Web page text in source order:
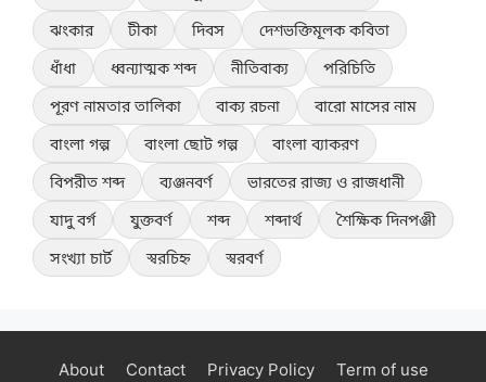
ঝংকার
টীকা দিবস
দেশভক্তিমূলক কবিতা
ধাঁধা
ধ্বন্যাত্মক শব্দ নীতিবাক্য
পরিচিতি
পূরণ নামতার তালিকা
বাক্য রচনা
বারো মাসের নাম
বাংলা গল্প
বাংলা ছোট গল্প
বাংলা ব্যাকরণ
বিপরীত শব্দ
ব্যঞ্জনবর্ণ
ভারতের রাজ্য ও রাজধানী
যাদু বর্গ
যুক্তবর্ণ শব্দ শব্দার্থ
শৈক্ষিক দিনপঞ্জী
সংখ্যা চার্ট
স্বরচিহ্ন স্বরবর্ণ
About Contact Privacy Policy Term of use